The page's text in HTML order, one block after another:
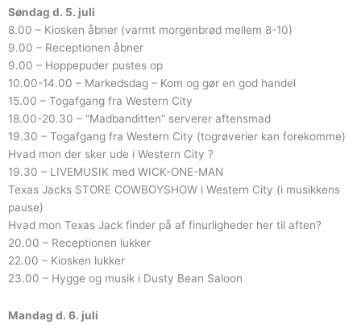
Søndag d. 5. juli
8.00 – Kiosken åbner (varmt morgenbrød mellem 8-10)
9.00 – Receptionen åbner
9.00 – Hoppepuder pustes op
10.00-14.00 – Markedsdag – Kom og gør en god handel
15.00 – Togafgang fra Western City
18.00-20.30 – “Madbanditten” serverer aftensmad
19.30 – Togafgang fra Western City (togrøverier kan forekomme)
Hvad mon der sker ude i Western City ?
19.30 – LIVEMUSIK med WICK-ONE-MAN
Texas Jacks STORE COWBOYSHOW i Western City (i musikkens
pause)
Hvad mon Texas Jack finder på af finurligheder her til aften?
20.00 – Receptionen lukker
22.00 – Kiosken lukker
23.00 – Hygge og musik i Dusty Bean Saloon
Mandag d. 6. juli